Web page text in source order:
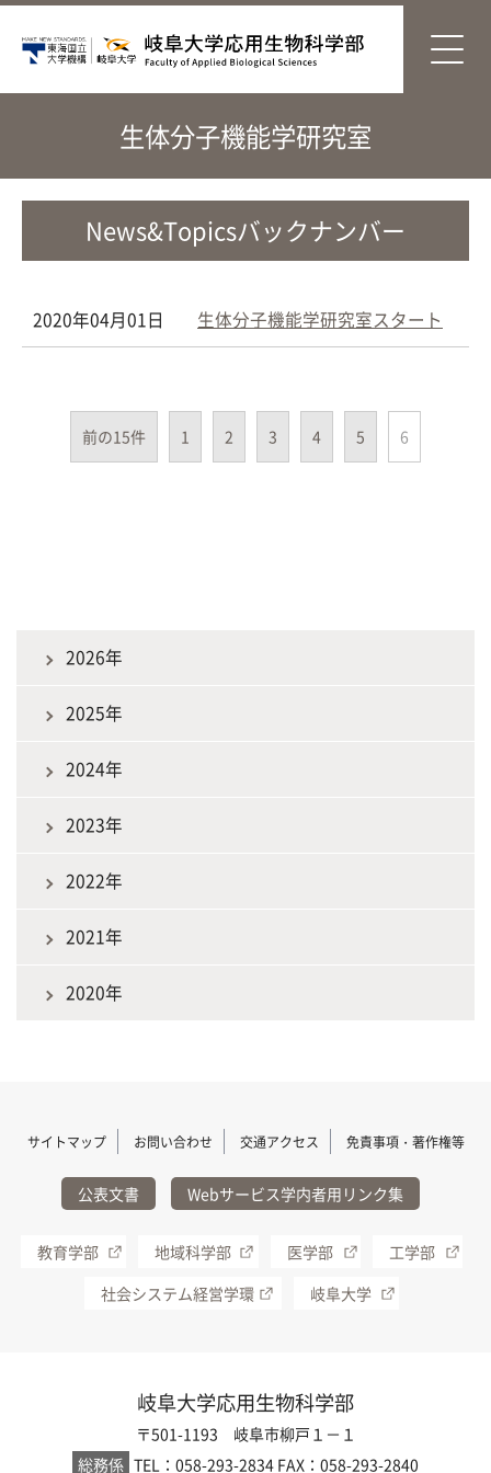
生体分子機能学研究室
News&Topicsバックナンバー
2020年04月01日 生体分子機能学研究室スタート
前の15件 1 2 3 4 5 6
2026年
2025年
2024年
2023年
2022年
2021年
2020年
サイトマップ お問い合わせ 交通アクセス 免責事項・著作権等
公表文書 Webサービス学内者用リンク集
教育学部 地域科学部 医学部
工学部
社会システム経営学環
岐阜大学
岐阜大学応用生物科学部
〒501-1193 岐阜市柳戸１－１
総務係 TEL：058-293-2834 FAX：058-293-2840